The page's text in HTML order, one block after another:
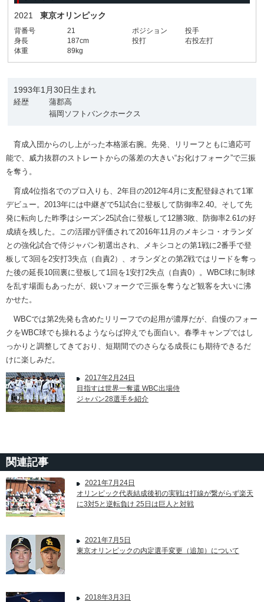
2021 東京オリンピック
背番号 21 ポジション
投手
身長
187cm 投打
右投左打
体重
89kg
1993年1月30日生まれ
経歴
蒲郡高
福岡ソフトバンクホークス
育成入団からのし上がった本格派右腕。先発、リリーフともに適応可
能で、威力抜群のストレートからの落差の大きい“お化けフォーク”で三振
を奪う。
育成4位指名でのプロ入りも、2年目の2012年4月に支配登録されて1軍
デビュー。2013年には中継ぎで51試合に登板して防御率2.40。そして先
発に転向した昨季はシーズン25試合に登板して12勝3敗、防御率2.61の好
成績を残した。この活躍が評価されて2016年11月のメキシコ・オランダ
との強化試合で侍ジャパン初選出され、メキシコとの第1戦に2番手で登
板して3回を2安打3失点（自責2）、オランダとの第2戦ではリードを奪っ
た後の延長10回裏に登板して1回を1安打2失点（自責0）。WBC球に制球
を乱す場面もあったが、鋭いフォークで三振を奪うなど観客を大いに沸
かせた。
WBCでは第2先発も含めたリリーフでの起用が濃厚だが、自慢のフォー
クをWBC球でも操れるようならば抑えでも面白い。春季キャンプではし
っかりと調整してきており、短期間でのさらなる成長にも期待できるだ
けに楽しみだ。
2017年2月24日
目指すは世界一奪還 WBC出場侍
ジャパン28選手を紹介
関連記事
2021年7月24日
オリンピック代表結成後初の実戦は打線が繋がらず楽天
に3対5と逆転負け 25日は巨人と対戦
2021年7月5日
東京オリンピックの内定選手変更（追加）について
2018年3月3日